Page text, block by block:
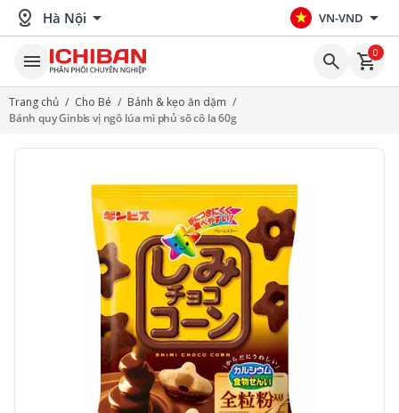
distance Hà Nội arrow_drop_down VN-VND arrow_drop_down
menu
search shopping_cart
0
Trang chủ / Cho Bé / Bánh & kẹo ăn dặm /
Bánh quy Ginbis vị ngô lúa mì phủ sô cô la 60g